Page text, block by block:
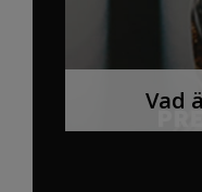
Vad